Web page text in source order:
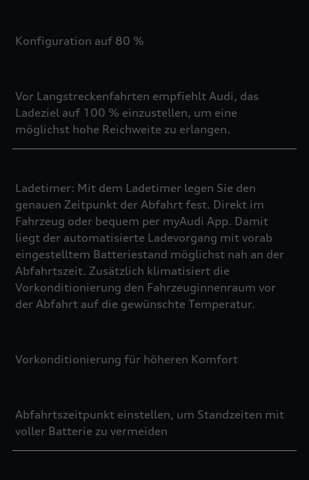
Konfiguration auf 80 %
Vor Langstreckenfahrten empfiehlt Audi, das
Ladeziel auf 100 % einzustellen, um eine
möglichst hohe Reichweite zu erlangen.
Ladetimer: Mit dem Ladetimer legen Sie den
genauen Zeitpunkt der Abfahrt fest. Direkt im
Fahrzeug oder bequem per myAudi App. Damit
liegt der automatisierte Ladevorgang mit vorab
eingestelltem Batteriestand möglichst nah an der
Abfahrtszeit. Zusätzlich klimatisiert die
Vorkonditionierung den Fahrzeuginnenraum vor
der Abfahrt auf die gewünschte Temperatur.
Vorkonditionierung für höheren Komfort
Abfahrtszeitpunkt einstellen, um Standzeiten mit
voller Batterie zu vermeiden